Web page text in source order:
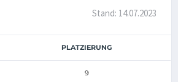
Stand: 14.07.2023
PLATZIERUNG
9